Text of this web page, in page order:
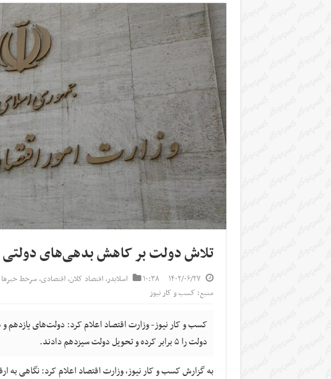
تلاش دولت بر کاهش بدهی‌های
۱۴۰۲/۰۶/۲۷ ۱۰:۳۸ اسلایدر,اقتصاد کلان,اقتصادی,سرخط خبرها
منبع: کسب و کار نیوز
دولت را ۵ برابر کرده و تحویل دولت سیزدهم دادند.
به گزارش کسب و کار نیوز، وزارت اقتصاد اعلام کرد: نگاهی به